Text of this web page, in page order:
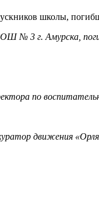
школы,
№ 3 г. Амурска,
по
движения